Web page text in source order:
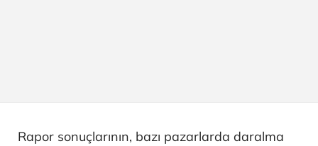
Rapor sonuçlarının, bazı pazarlarda daralma